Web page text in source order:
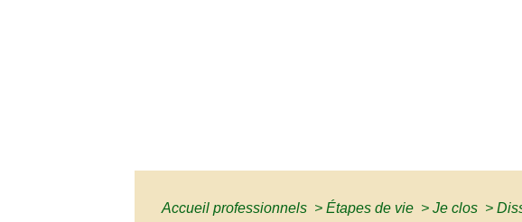
Accueil professionnels > Étapes de vie > Je clos >